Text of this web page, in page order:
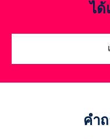
ไ
คำ